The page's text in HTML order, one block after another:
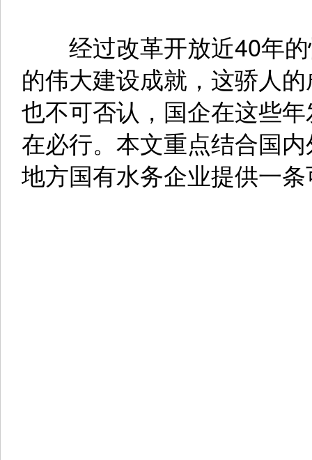
经过改革开放近40年的
的伟大建设成就，这骄人
也不可否认，国企在这些
在必行。本文重点结合国
地方国有水务企业提供一